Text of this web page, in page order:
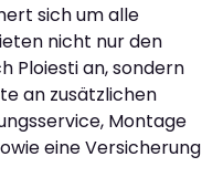
sich um alle
nicht nur den
Ploiesti an, sondern
an zusätzlichen
Montage
eine Versicherung